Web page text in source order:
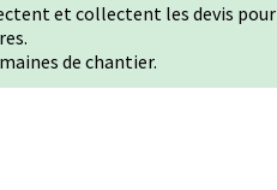
et collectent les devis
de chantier.